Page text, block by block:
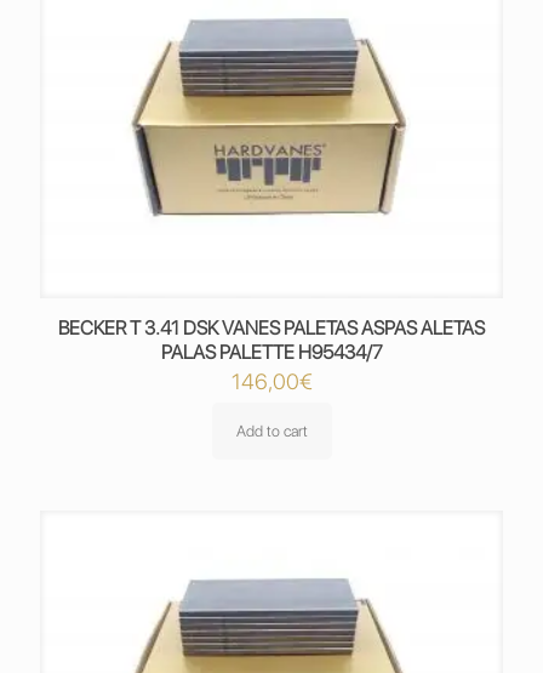
BECKER T 3.41 DSK VANES PALETAS ASPAS ALETAS
PALAS PALETTE H95434/7
146,00€
Add to cart